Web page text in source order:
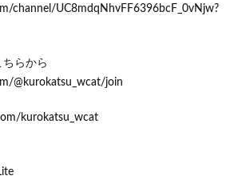
channel/UC8mdqNhvFF6396bcF_0vNjw?
ちらから
@kurokatsu_wcat/join
kurokatsu_wcat